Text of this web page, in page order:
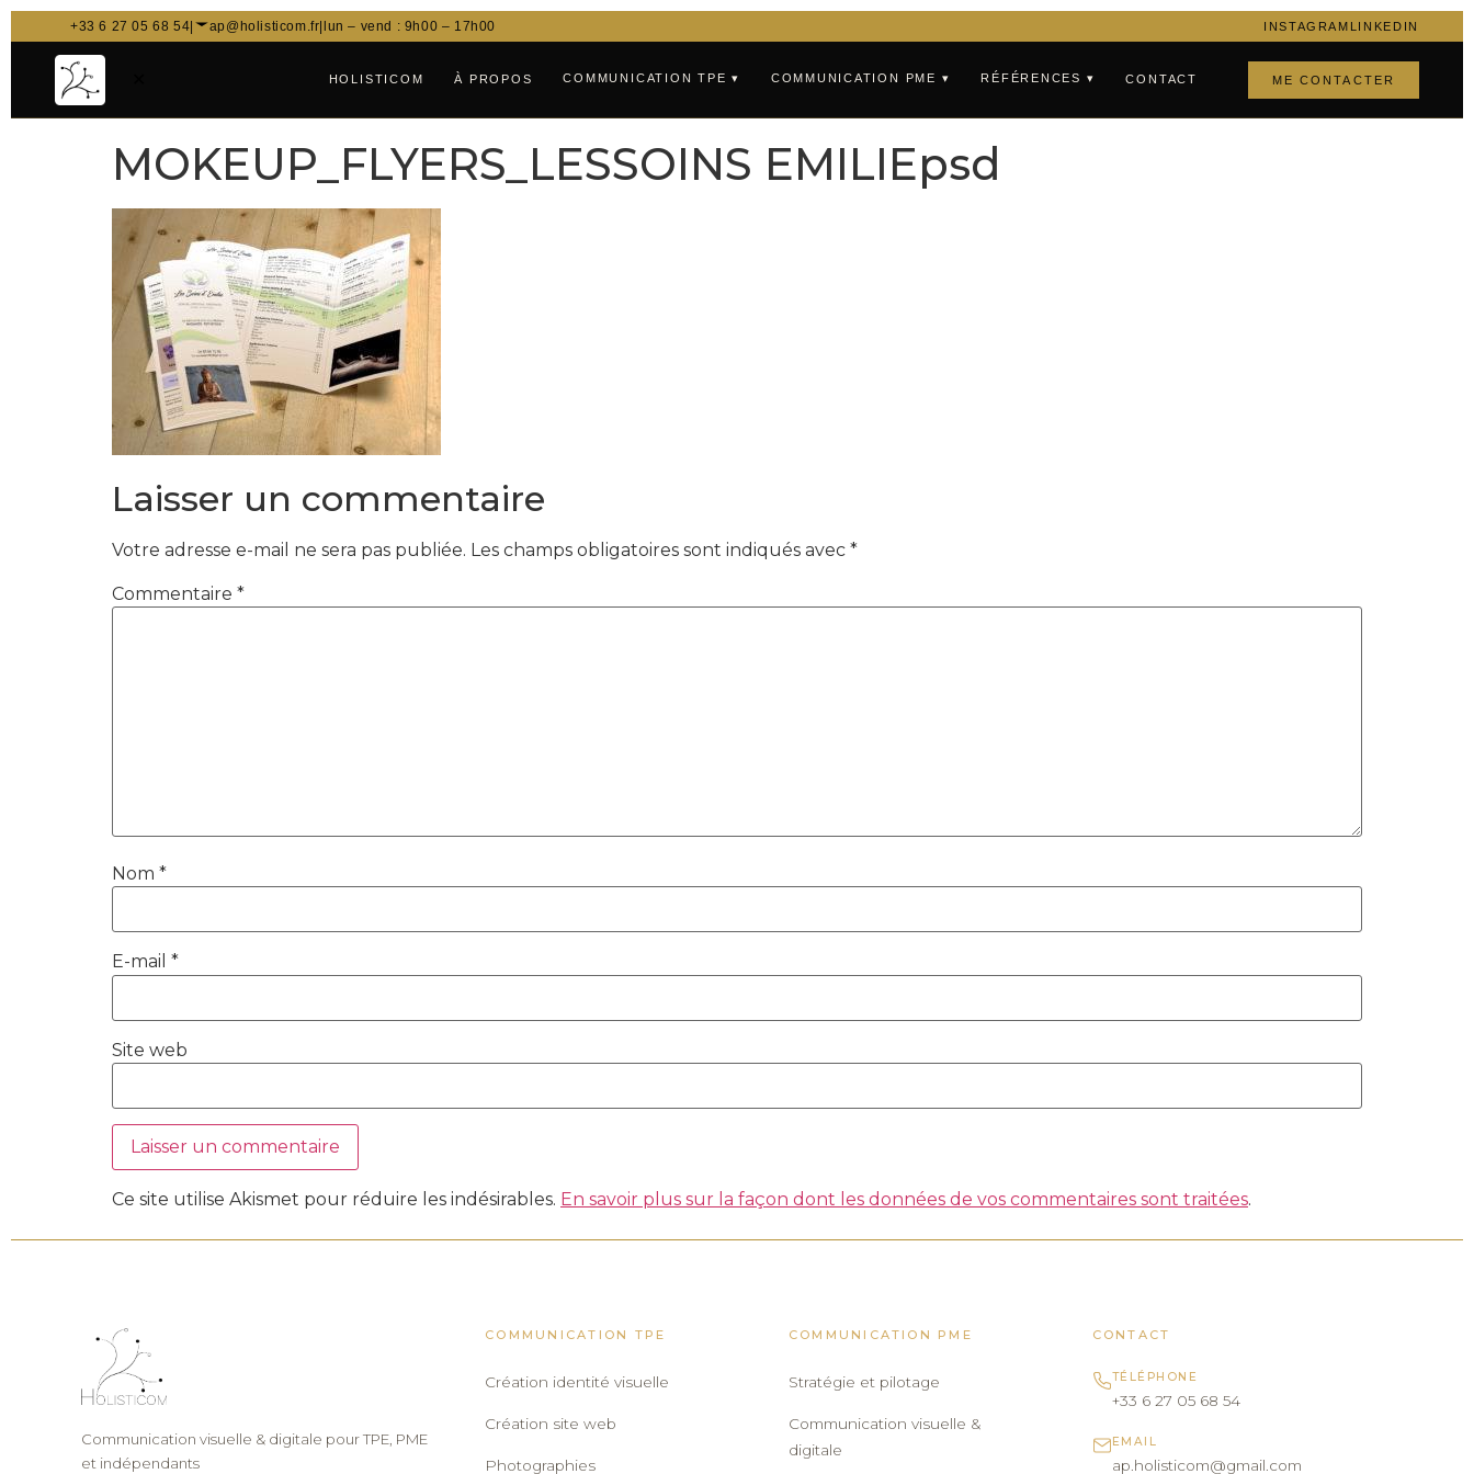
+33 6 27 05 68 54 ap@holisticom.fr lun – vend : 9h00 – 17h00 INSTAGRAM LINKEDIN
HOLISTICOM À PROPOS COMMUNICATION TPE ▾ COMMUNICATION PME ▾ RÉFÉRENCES ▾ CONTACT ME CONTACTER
MOKEUP_FLYERS_LESSOINS EMILIEpsd
Laisser un commentaire
Votre adresse e-mail ne sera pas publiée. Les champs obligatoires sont indiqués avec *
Commentaire *
Nom *
E-mail *
Site web
Ce site utilise Akismet pour réduire les indésirables. En savoir plus sur la façon dont les données de vos commentaires sont traitées.
Communication visuelle & digitale pour TPE, PME
et indépendants
COMMUNICATION TPE
Création identité visuelle
Création site web
Photographies
COMMUNICATION PME
Stratégie et pilotage
Communication visuelle &
digitale
CONTACT
TÉLÉPHONE
+33 6 27 05 68 54
EMAIL
ap.holisticom@gmail.com